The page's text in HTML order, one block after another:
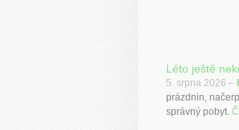
Léto ještě
5. srpna 2026 –
prázdnin,
správný pobyt.